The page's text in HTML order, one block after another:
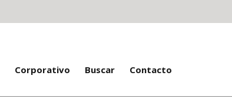
Corporativo Buscar Contacto